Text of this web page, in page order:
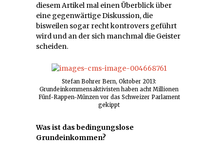
diesem Artikel mal einen Überblick über
eine gegenwärtige Diskussion, die
bisweilen sogar recht kontrovers geführt
wird und an der sich manchmal die Geister
scheiden.
Stefan Bohrer Bern, Oktober 2013:
Grundeinkommensaktivisten haben acht Millionen
Fünf-Rappen-Münzen vor das Schweizer Parlament
gekippt
Was ist das bedingungslose
Grundeinkommen?